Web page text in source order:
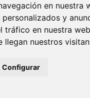
en nuestra
y
tráfico en nuestra
llegan nuestros
Configurar